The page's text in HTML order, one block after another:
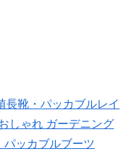
長靴・パッカブルレイ
しゃれ ガーデニング
パッカブルブーツ